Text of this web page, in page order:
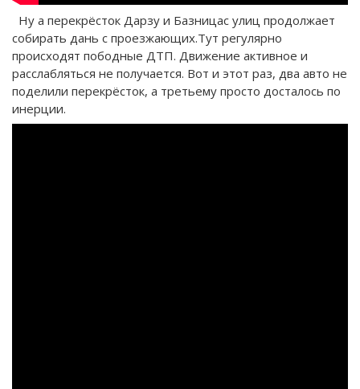
Ну а перекрёсток Дарзу и Базницас улиц продолжает
собирать дань с проезжающих.Тут регулярно
происходят пободные ДТП. Движение активное и
расслабляться не получается. Вот и этот раз, два авто не
поделили перекрёсток, а третьему просто досталось по
инерции.